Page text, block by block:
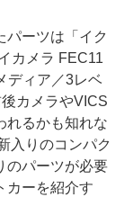
ーツは「イク
カメラ FEC11
ディア／3レベ
カメラやVICS
れるかも知れな
入りのコンパク
のパーツが必要
カーを紹介す